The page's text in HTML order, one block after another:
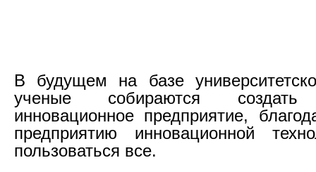
В будущем на базе
ученые собираются создать
инновационное предприятие,
предприятию инновационной
пользоваться все.